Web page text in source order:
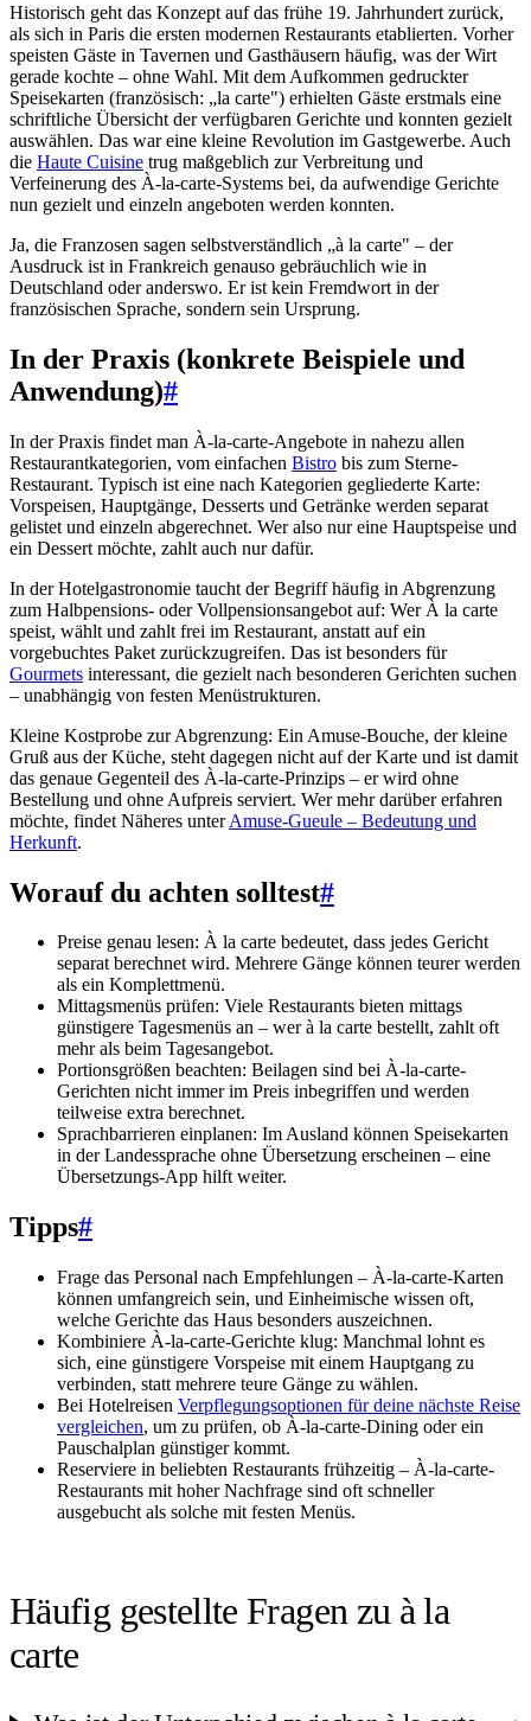
Historisch geht das Konzept auf das frühe 19. Jahrhundert zurück,
als sich in Paris die ersten modernen Restaurants etablierten. Vorher
speisten Gäste in Tavernen und Gasthäusern häufig, was der Wirt
gerade kochte – ohne Wahl. Mit dem Aufkommen gedruckter
Speisekarten (französisch: „la carte") erhielten Gäste erstmals eine
schriftliche Übersicht der verfügbaren Gerichte und konnten gezielt
auswählen. Das war eine kleine Revolution im Gastgewerbe. Auch
die Haute Cuisine trug maßgeblich zur Verbreitung und
Verfeinerung des À-la-carte-Systems bei, da aufwendige Gerichte
nun gezielt und einzeln angeboten werden konnten.
Ja, die Franzosen sagen selbstverständlich „à la carte" – der
Ausdruck ist in Frankreich genauso gebräuchlich wie in
Deutschland oder anderswo. Er ist kein Fremdwort in der
französischen Sprache, sondern sein Ursprung.
In der Praxis (konkrete Beispiele und
Anwendung)#
In der Praxis findet man À-la-carte-Angebote in nahezu allen
Restaurantkategorien, vom einfachen Bistro bis zum Sterne-
Restaurant. Typisch ist eine nach Kategorien gegliederte Karte:
Vorspeisen, Hauptgänge, Desserts und Getränke werden separat
gelistet und einzeln abgerechnet. Wer also nur eine Hauptspeise und
ein Dessert möchte, zahlt auch nur dafür.
In der Hotelgastronomie taucht der Begriff häufig in Abgrenzung
zum Halbpensions- oder Vollpensionsangebot auf: Wer À la carte
speist, wählt und zahlt frei im Restaurant, anstatt auf ein
vorgebuchtes Paket zurückzugreifen. Das ist besonders für
Gourmets interessant, die gezielt nach besonderen Gerichten suchen
– unabhängig von festen Menüstrukturen.
Kleine Kostprobe zur Abgrenzung: Ein Amuse-Bouche, der kleine
Gruß aus der Küche, steht dagegen nicht auf der Karte und ist damit
das genaue Gegenteil des À-la-carte-Prinzips – er wird ohne
Bestellung und ohne Aufpreis serviert. Wer mehr darüber erfahren
möchte, findet Näheres unterAmuse-Gueule – Bedeutung und
Herkunft.
Worauf du achten solltest#
Preise genau lesen: À la carte bedeutet, dass jedes Gericht
separat berechnet wird. Mehrere Gänge können teurer werden
als ein Komplettmenü.
Mittagsmenüs prüfen: Viele Restaurants bieten mittags
günstigere Tagesmenüs an – wer à la carte bestellt, zahlt oft
mehr als beim Tagesangebot.
Portionsgrößen beachten: Beilagen sind bei À-la-carte-
Gerichten nicht immer im Preis inbegriffen und werden
teilweise extra berechnet.
Sprachbarrieren einplanen: Im Ausland können Speisekarten
in der Landessprache ohne Übersetzung erscheinen – eine
Übersetzungs-App hilft weiter.
Tipps#
Frage das Personal nach Empfehlungen – À-la-carte-Karten
können umfangreich sein, und Einheimische wissen oft,
welche Gerichte das Haus besonders auszeichnen.
Kombiniere À-la-carte-Gerichte klug: Manchmal lohnt es
sich, eine günstigere Vorspeise mit einem Hauptgang zu
verbinden, statt mehrere teure Gänge zu wählen.
Bei Hotelreisen Verpflegungsoptionen für deine nächste Reise
vergleichen, um zu prüfen, ob À-la-carte-Dining oder ein
Pauschalplan günstiger kommt.
Reserviere in beliebten Restaurants frühzeitig – À-la-carte-
Restaurants mit hoher Nachfrage sind oft schneller
ausgebucht als solche mit festen Menüs.
Häufig gestellte Fragen zu à la
carte